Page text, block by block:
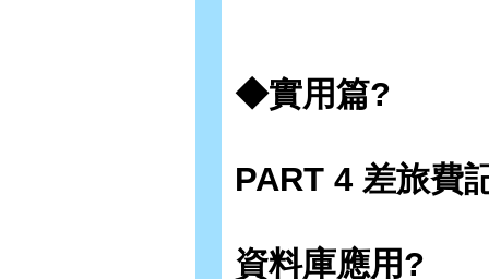
◆實用篇?
PART 4 差旅費
資料庫應用?